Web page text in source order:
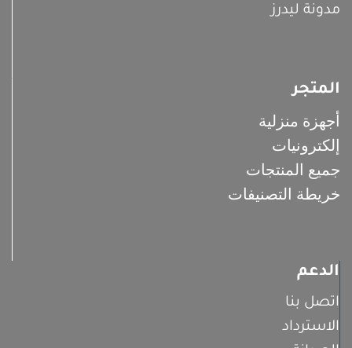
مدونة ليدرز
المتجر
أجهزة منزلية
إلكترونيات
جميع المنتجات
خريطة التصنيفات
الدعم
اتصل بنا
الاسترداد